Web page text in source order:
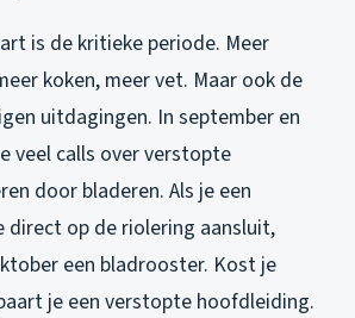
is de kritieke periode. Meer
koken, meer vet. Maar ook de
uitdagingen. In september en
veel calls over verstopte
door bladeren. Als je een
direct op de riolering aansluit,
een bladrooster. Kost je
je een verstopte hoofdleiding.